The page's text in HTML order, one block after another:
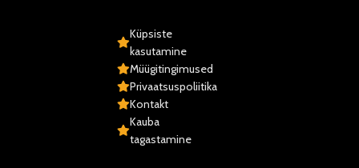
Küpsiste
kasutamine
Müügitingimused
Privaatsuspoliitika
Kontakt
Kauba
tagastamine